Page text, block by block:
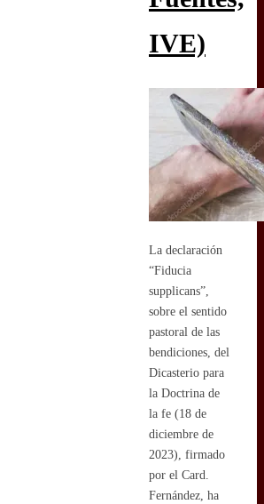
IVE)
La declaración
“Fiducia
supplicans”,
sobre el sentido
pastoral de las
bendiciones, del
Dicasterio para
la Doctrina de
la fe (18 de
diciembre de
2023), firmado
por el Card.
Fernández, ha